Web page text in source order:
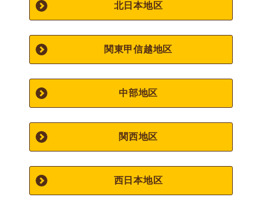
北日本地区
関東甲信越地区
中部地区
関西地区
西日本地区